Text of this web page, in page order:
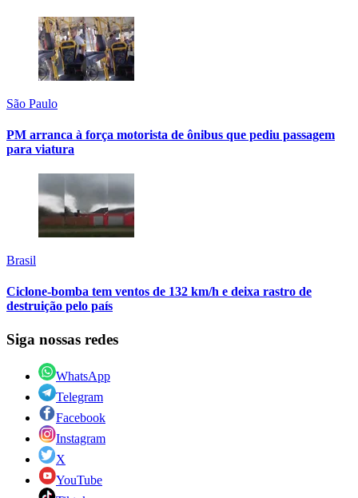
São Paulo
PM arranca à força motorista de ônibus que pediu passagem
para viatura
Brasil
Ciclone-bomba tem ventos de 132 km/h e deixa rastro de
destruição pelo país
Siga nossas redes
WhatsApp
Telegram
Facebook
Instagram
X
YouTube